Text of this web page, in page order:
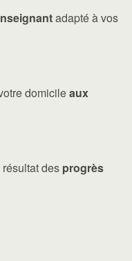
adapté à vos
domicileaux
des progrès